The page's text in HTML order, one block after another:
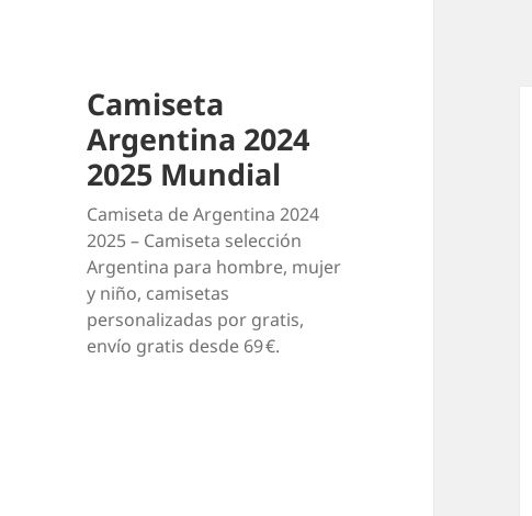
Camiseta
Argentina 2024
2025 Mundial
Camiseta de Argentina 2024
2025 – Camiseta selección
Argentina para hombre, mujer
y niño, camisetas
personalizadas por gratis,
envío gratis desde 69 €.